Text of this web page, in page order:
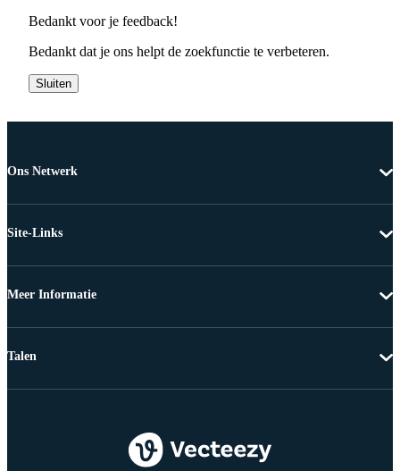
Bedankt voor je feedback!
Bedankt dat je ons helpt de zoekfunctie te verbeteren.
Sluiten
Ons Netwerk
Site-Links
Meer Informatie
Talen